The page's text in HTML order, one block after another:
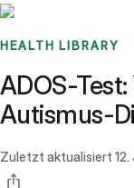
HEALTH LIBRARY
ADOS-
Autismus-
Zuletzt aktualisiert